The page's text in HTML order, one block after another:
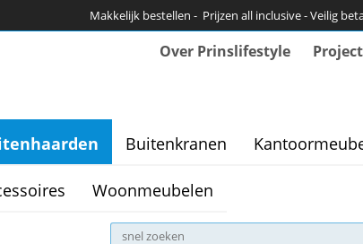
Makkelijk bestellen - Prijzen all inclusive - Veilig
Over Prinslifestyle
Buitenkranen
Woonmeubelen